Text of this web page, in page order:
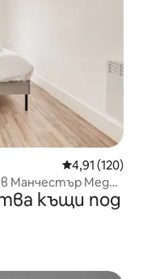
Средна
4,91 (120)
Манчестър Медия
къщи под